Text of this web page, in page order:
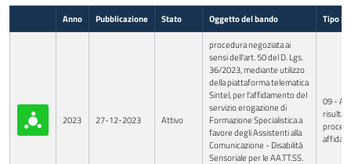
Anno Pubblicazione Stato Oggetto del bando Tipo
2023 27-12-2023 Attivo
procedura negoziata ai
sensi dell'art. 50 del D. Lgs.
36/2023, mediante utilizzo
della piattaforma telematica
Sintel, per l’affidamento del
servizio erogazione di
Formazione Specialistica a
favore degli Assistenti alla
Comunicazione - Disabilità
Sensoriale per le AA.TT.SS.
09 -
risultati